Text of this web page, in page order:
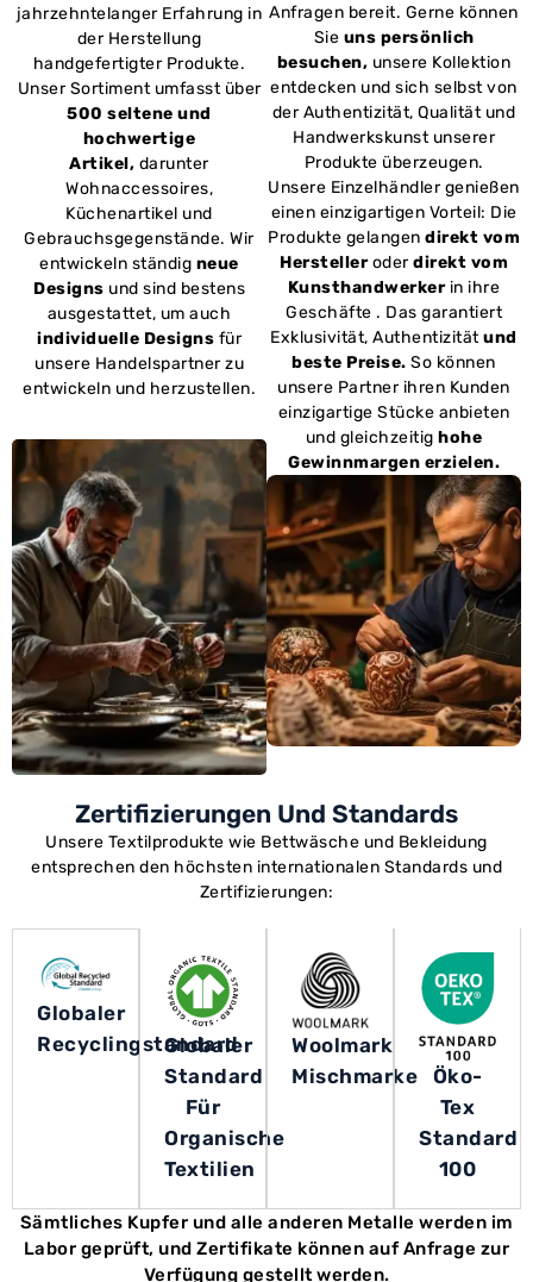
jahrzehntelanger Erfahrung in
der Herstellung
handgefertigter Produkte.
Unser Sortiment umfasst über
500 seltene und
hochwertige
Artikel, darunter
Wohnaccessoires,
Küchenartikel und
Gebrauchsgegenstände. Wir
entwickeln ständig neue
Designs und sind bestens
ausgestattet, um auch
individuelle Designs für
unsere Handelspartner zu
entwickeln und herzustellen.
Unsere Einzelhändler genießen
einen einzigartigen Vorteil: Die
Produkte gelangen direkt vom
Herstelleroderdirekt vom
Kunsthandwerkerin ihre
Geschäfte . Das garantiert
Exklusivität, Authentizitätund
beste Preise. So können
unsere Partner ihren Kunden
einzigartige Stücke anbieten
und gleichzeitighohe
Gewinnmargen erzielen.
Anfragen bereit. Gerne können
Sie uns persönlich
besuchen, unsere Kollektion
entdecken und sich selbst von
der Authentizität, Qualität und
Handwerkskunst unserer
Produkte überzeugen.
Zertifizierungen Und Standards
Unsere Textilprodukte wie Bettwäsche und Bekleidung
entsprechen den höchsten internationalen Standards und
Zertifizierungen:
Globaler
Recyclingstandard
Globaler
Standard
Für
Organische
Textilien
Woolmark
Mischmarke
Öko-
Tex
Standard
100
Sämtliches Kupfer und alle anderen Metalle werden im
Labor geprüft, und Zertifikate können auf Anfrage zur
Verfügung gestellt werden.